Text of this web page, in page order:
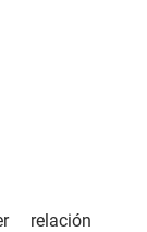
relación